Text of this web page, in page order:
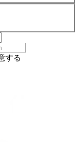
する